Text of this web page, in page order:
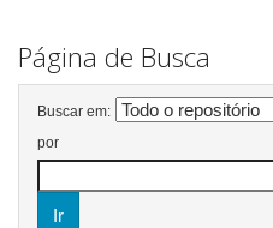
Página de Busca
Buscar em:
por